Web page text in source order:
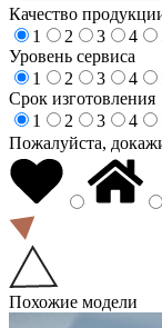
Качество
1
2 3 4
Уровень сервиса
1
2 3 4
Срок изготовления
1
2 3 4
Пожалуйста,
Похожие модели